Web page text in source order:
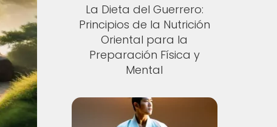
La Dieta del Guerrero:
Principios de la Nutrición
Oriental para la
Preparación Física y
Mental